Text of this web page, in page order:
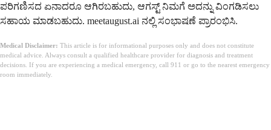
ಪರಿಗಣಿಸದ ಏನಾದರೂ ಆಗಿರಬಹುದು, ಆಗಸ್ಟ್ ನಿಮಗೆ ಅದನ್ನು ವಿಂಗಡಿಸಲು
ಸಹಾಯ ಮಾಡಬಹುದು. meetaugust.ai ನಲ್ಲಿ ಸಂಭಾಷಣೆ ಪ್ರಾರಂಭಿಸಿ.
Medical Disclaimer: This article is for informational purposes only and does not constitute
medical advice. Always consult a qualified healthcare provider for diagnosis and treatment
decisions. If you are experiencing a medical emergency, call 911 or go to the nearest emergency
room immediately.